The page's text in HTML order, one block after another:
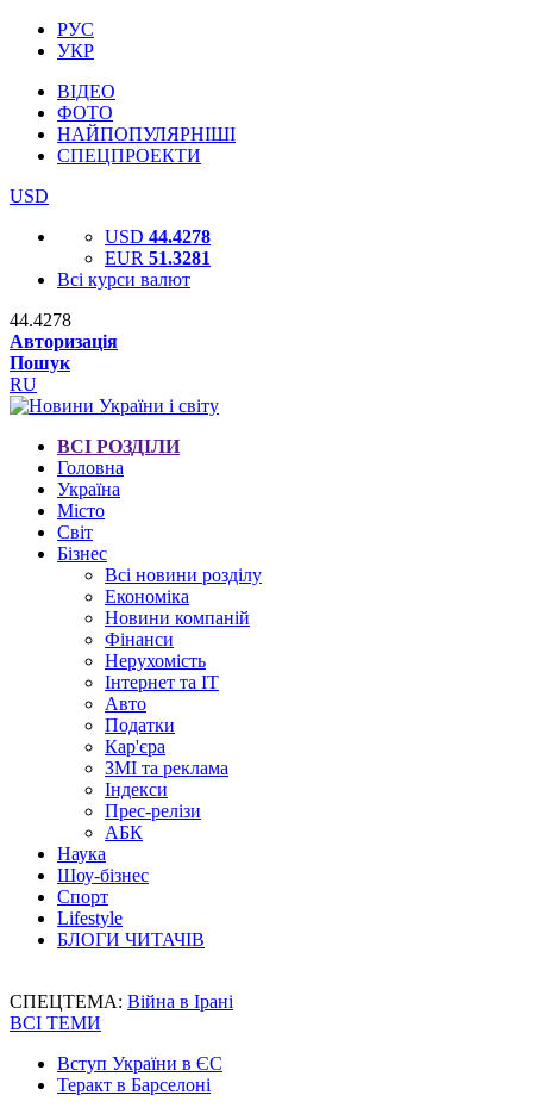
РУС
УКР
ВІДЕО
ФОТО
НАЙПОПУЛЯРНІШІ
СПЕЦПРОЕКТИ
USD
USD 44.4278
EUR 51.3281
Всі курси валют
44.4278
Авторизація
Пошук
RU
ВСІ РОЗДІЛИ
Головна
Україна
Місто
Світ
Бізнес
Всі новини розділу
Економіка
Новини компаній
Фінанси
Нерухомість
Інтернет та IT
Авто
Податки
Кар'єра
ЗМІ та реклама
Індекси
Прес-релізи
АБК
Наука
Шоу-бізнес
Спорт
Lifestyle
БЛОГИ ЧИТАЧІВ
СПЕЦТЕМА: Війна в Ірані
ВСІ ТЕМИ
Вступ України в ЄС
Теракт в Барселоні